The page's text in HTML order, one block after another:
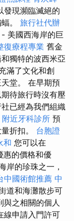
發現瀕臨滅絕的
。 旅行社代辦
- 美國西海岸的巨
復療程專業 舊金
獨特的波西米亞
滿了文化和創
堂。 在早期預
待旅行時沒有壓
已經為我們組織
附近牙科診所 預
折扣。 台胞證
和 您可以在
惠的價格和優
岸的珍珠之一，
中國術館推薦 中
道和海灘散步可
與之相關的個人
線申請入門許可